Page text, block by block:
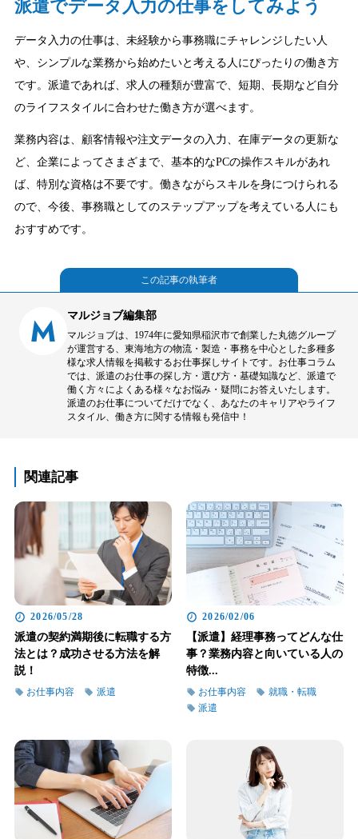
派遣でデータ入力の仕事をしてみよう
データ入力の仕事は、未経験から事務職にチャレンジしたい人
や、シンプルな業務から始めたいと考える人にぴったりの働き方
です。派遣であれば、求人の種類が豊富で、短期、長期など自分
のライフスタイルに合わせた働き方が選べます。
業務内容は、顧客情報や注文データの入力、在庫データの更新な
ど、企業によってさまざまで、基本的なPCの操作スキルがあれ
ば、特別な資格は不要です。働きながらスキルを身につけられる
ので、今後、事務職としてのステップアップを考えている人にも
おすすめです。
この記事の執筆者
M マルジョブ編集部
マルジョブは、1974年に愛知県稲沢市で創業した丸徳グループ
が運営する、東海地方の物流・製造・事務を中心とした多種多
様な求人情報を掲載するお仕事探しサイトです。お仕事コラム
では、派遣のお仕事の探し方・選び方・基礎知識など、派遣で
働く方々によくある様々なお悩み・疑問にお答えいたします。
派遣のお仕事についてだけでなく、あなたのキャリアやライフ
スタイル、働き方に関する情報も発信中！
関連記事
2026/05/28
派遣の契約満期後に転職する方
法とは？成功させる方法を解
説！
お仕事内容 派遣
2026/02/06
【派遣】経理事務ってどんな仕
事？業務内容と向いている人の
特徴...
お仕事内容
就職・転職
派遣